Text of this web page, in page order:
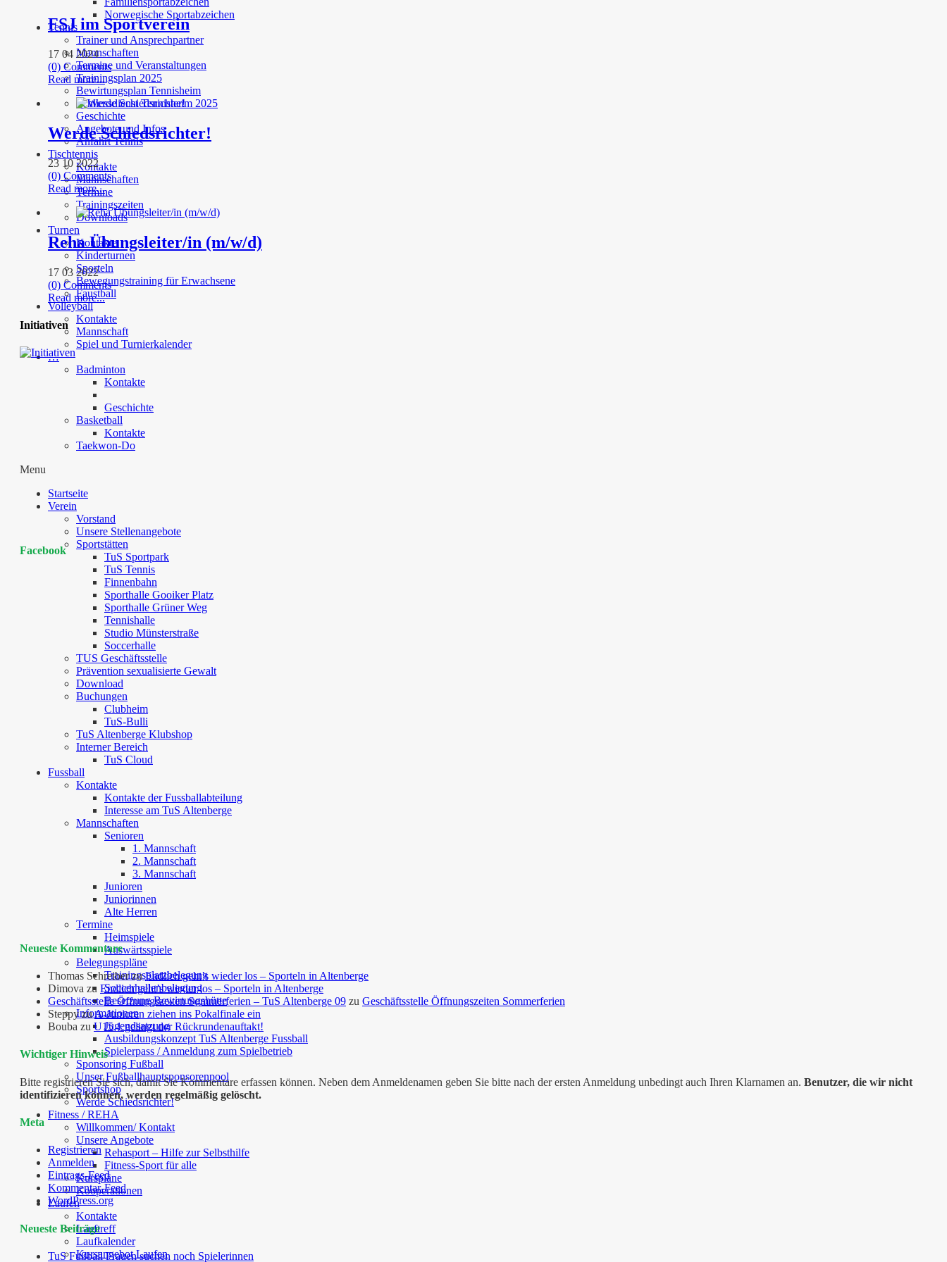
Norwegische Sportabzeichen
Tennis
Trainer und Ansprechpartner
Mannschaften
Termine und Veranstaltungen
Trainingsplan 2025
Bewirtungsplan Tennisheim
Schliessdienst Tennisheim 2025
Geschichte
Angebote und Infos
Anfahrt Tennis
Tischtennis
Kontakte
Mannschaften
Termine
Trainingszeiten
Downloads
Turnen
Kontakte
Kinderturnen
Sporteln
Bewegungstraining für Erwachsene
Faustball
Volleyball
Kontakte
Mannschaft
Spiel und Turnierkalender
…
Badminton
Kontakte
Geschichte
Basketball
Kontakte
Taekwon-Do
Menu
Startseite
Verein
Vorstand
Unsere Stellenangebote
Sportstätten
TuS Sportpark
TuS Tennis
Finnenbahn
Sporthalle Gooiker Platz
Sporthalle Grüner Weg
Tennishalle
Studio Münsterstraße
Soccerhalle
TUS Geschäftsstelle
Prävention sexualisierte Gewalt
Download
Buchungen
Clubheim
TuS-Bulli
TuS Altenberge Klubshop
Interner Bereich
TuS Cloud
Fussball
Kontakte
Kontakte der Fussballabteilung
Interesse am TuS Altenberge
Mannschaften
Senioren
1. Mannschaft
2. Mannschaft
3. Mannschaft
Junioren
Juniorinnen
Alte Herren
Termine
Heimspiele
Auswärtsspiele
Belegungspläne
Trainingsplatzbelegung
Soccerhallenbelegung
Besetzung Bewirtungshütte
Informationen
Jugendsatzung
Ausbildungskonzept TuS Altenberge Fussball
Spielerpass / Anmeldung zum Spielbetrieb
Sponsoring Fußball
Unser Fußballhauptsponsorenpool
Sportshop
Werde Schiedsrichter!
Fitness / REHA
Willkommen/ Kontakt
Unsere Angebote
Rehasport – Hilfe zur Selbsthilfe
Fitness-Sport für alle
Kurspläne
Kooperationen
Laufen
Kontakte
Lauftreff
Laufkalender
Kursangebot Laufen
FSJ im Sportverein
17 04 2024
(0) Comments
Read more...
Werde Schiedsrichter!
23 10 2022
(0) Comments
Read more...
Reha Übungsleiter/in (m/w/d)
17 03 2022
(0) Comments
Read more...
Initiativen
Facebook
Neueste Kommentare
Thomas SchreiberzuEndlich geht’s wieder los – Sporteln in Altenberge
Dimova zu Endlich geht’s wieder los – Sporteln in Altenberge
Geschäftsstelle Öffnungszeiten Sommerferien – TuS Altenberge 09 zu Geschäftsstelle Öffnungszeiten Sommerferien
SteppyzuA-Junioren ziehen ins Pokalfinale ein
Bouba zuU15.1 gelingt der Rückrundenauftakt!
Wichtiger Hinweis
Bitte registrieren Sie sich, damit Sie Kommentare erfassen können. Neben dem Anmeldenamen geben Sie bitte nach der ersten Anmeldung unbedingt auch Ihren Klarnamen an. Benutzer, die wir nicht
identifizieren können, werden regelmäßig gelöscht.
Meta
Registrieren
Anmelden
Eintrags-Feed
Kommentar-Feed
WordPress.org
Neueste Beiträge
TuS Fußball Frauen suchen noch Spielerinnen